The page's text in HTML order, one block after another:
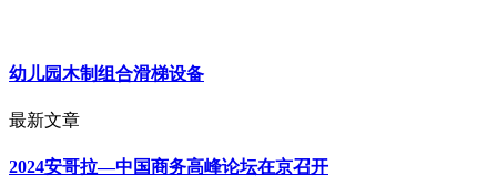
幼儿园木制组合滑梯设备
最新文章
2024安哥拉—中国商务高峰论坛在京召开